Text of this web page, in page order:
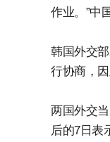
作业。”中
韩国外交
行协商，
两国外交
后的7日表